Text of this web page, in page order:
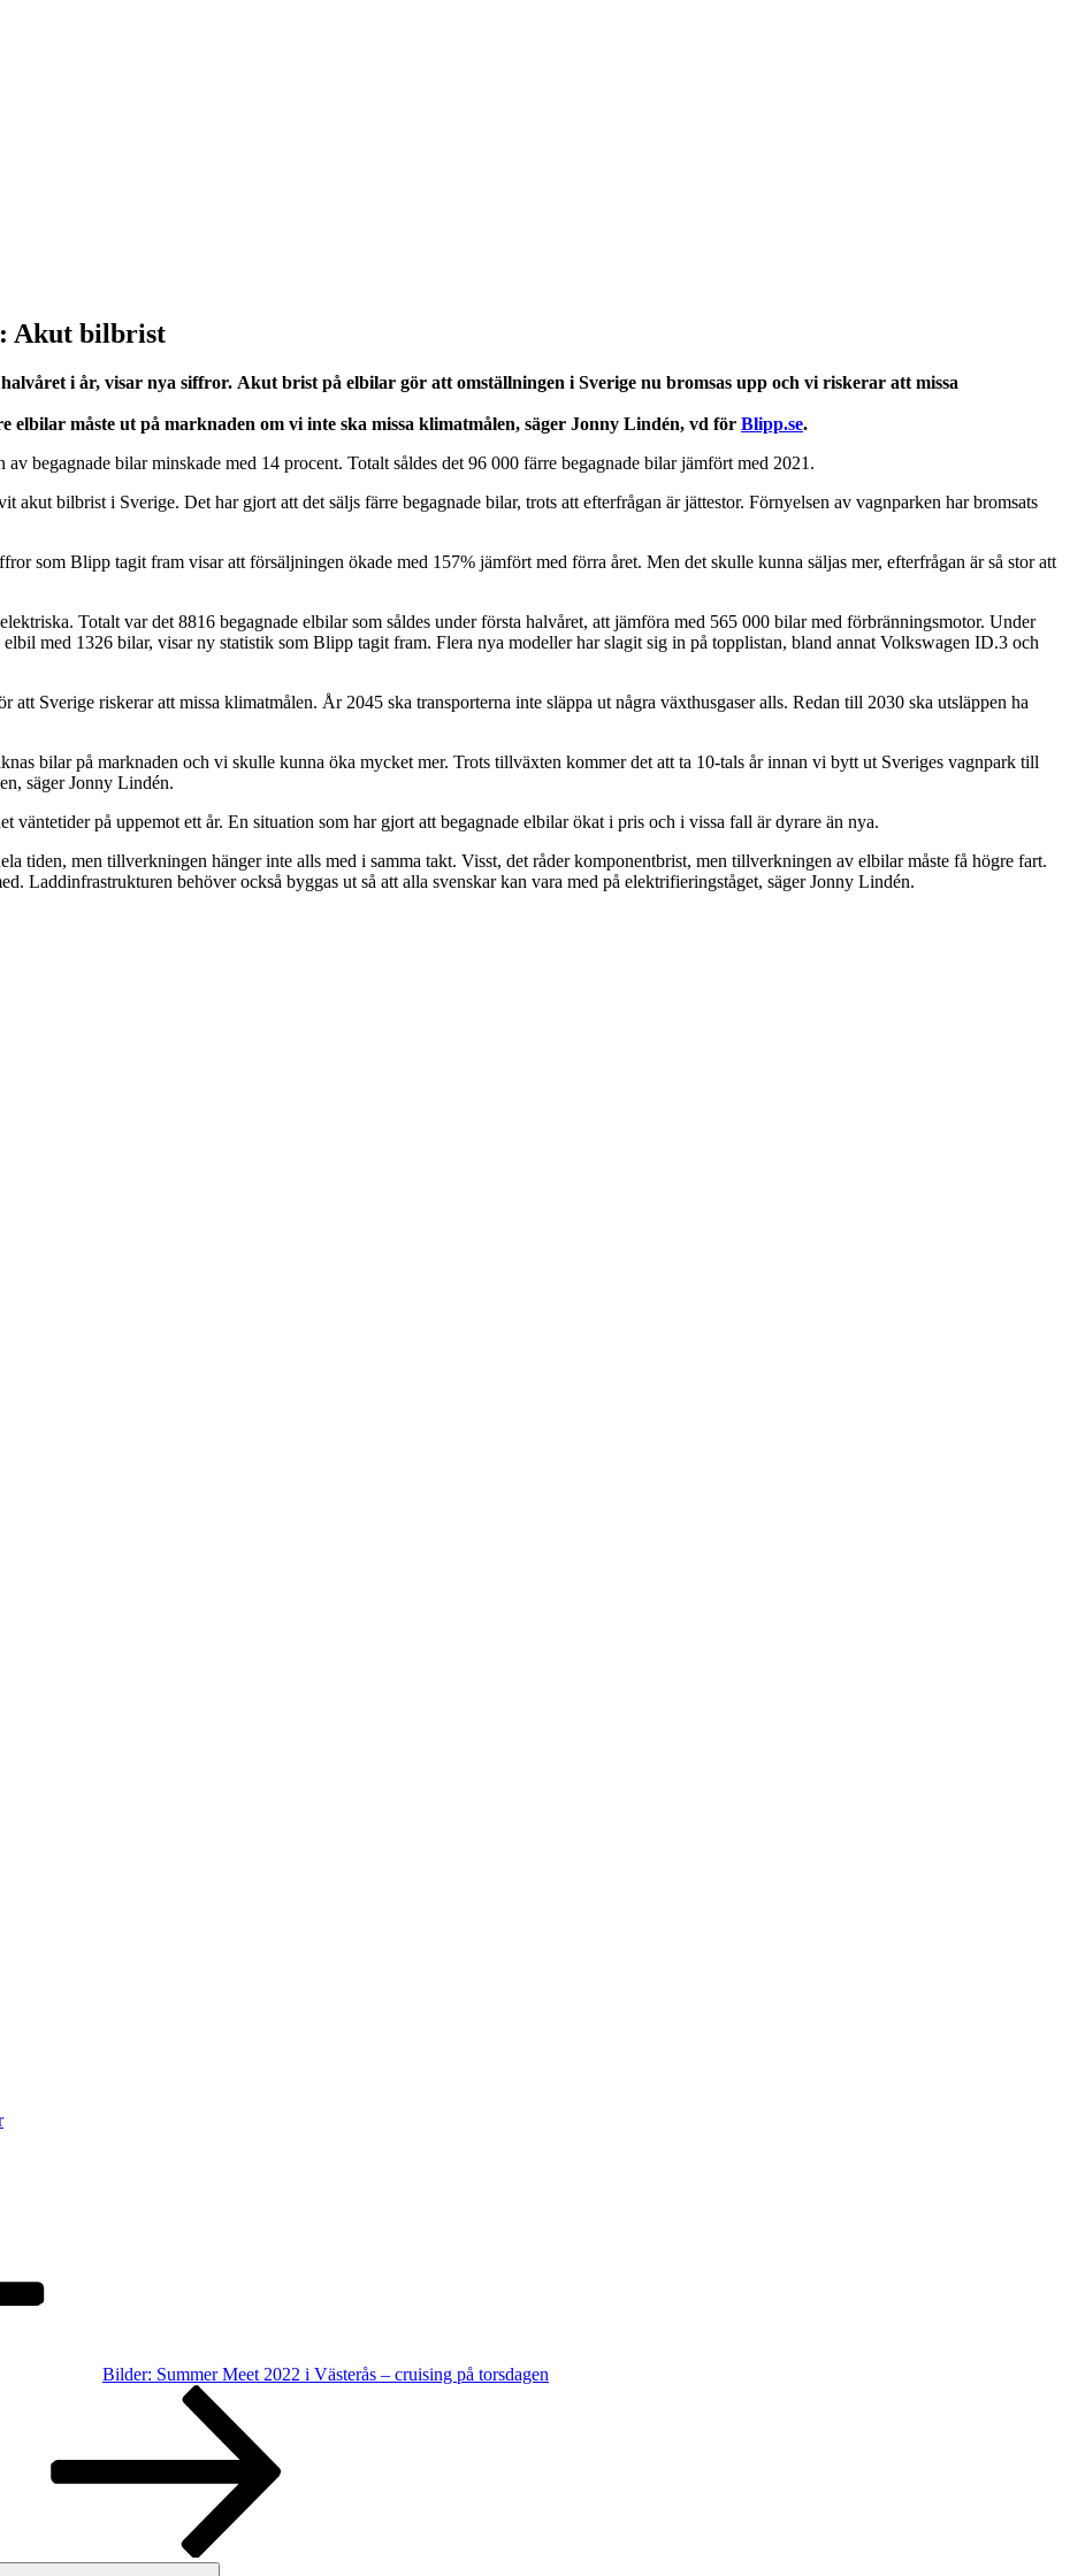
Akut bilbrist
i år, visar nya siffror. Akut brist på elbilar gör att omställningen i Sverige nu bromsas upp och vi riskerar att missa
måste ut på marknaden om vi inte ska missa klimatmålen, säger Jonny Lindén, vd för Blipp.se.
begagnade bilar minskade med 14 procent. Totalt såldes det 96 000 färre begagnade bilar jämfört med 2021.
bilbrist i Sverige. Det har gjort att det säljs färre begagnade bilar, trots att efterfrågan är jättestor. Förnyelsen av vagnparken har bromsats
som Blipp tagit fram visar att försäljningen ökade med 157% jämfört med förra året. Men det skulle kunna säljas mer, efterfrågan är så stor att
Totalt var det 8816 begagnade elbilar som såldes under första halvåret, att jämföra med 565 000 bilar med förbränningsmotor. Under
med 1326 bilar, visar ny statistik som Blipp tagit fram. Flera nya modeller har slagit sig in på topplistan, bland annat Volkswagen ID.3 och
Sverige riskerar att missa klimatmålen. År 2045 ska transporterna inte släppa ut några växthusgaser alls. Redan till 2030 ska utsläppen ha
bilar på marknaden och vi skulle kunna öka mycket mer. Trots tillväxten kommer det att ta 10-tals år innan vi bytt ut Sveriges vagnpark till
säger Jonny Lindén.
väntetider på uppemot ett år. En situation som har gjort att begagnade elbilar ökat i pris och i vissa fall är dyrare än nya.
tiden, men tillverkningen hänger inte alls med i samma takt. Visst, det råder komponentbrist, men tillverkningen av elbilar måste få högre fart.
Laddinfrastrukturen behöver också byggas ut så att alla svenskar kan vara med på elektrifieringståget, säger Jonny Lindén.
Bilder: Summer Meet 2022 i Västerås – cruising på torsdagen